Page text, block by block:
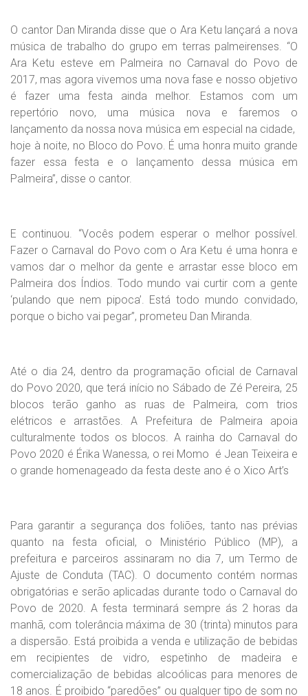
O cantor Dan Miranda disse que o Ara Ketu lançará a nova
música de trabalho do grupo em terras palmeirenses. “O
Ara Ketu esteve em Palmeira no Carnaval do Povo de
2017, mas agora vivemos uma nova fase e nosso objetivo
é fazer uma festa ainda melhor. Estamos com um
repertório novo, uma música nova e faremos o
lançamento da nossa nova música em especial na cidade,
hoje à noite, no Bloco do Povo. É uma honra muito grande
fazer essa festa e o lançamento dessa música em
Palmeira”, disse o cantor.
E continuou. “Vocês podem esperar o melhor possível.
Fazer o Carnaval do Povo com o Ara Ketu é uma honra e
vamos dar o melhor da gente e arrastar esse bloco em
Palmeira dos Índios. Todo mundo vai curtir com a gente
‘pulando que nem pipoca’. Está todo mundo convidado,
porque o bicho vai pegar”, prometeu Dan Miranda.
Até o dia 24, dentro da programação oficial de Carnaval
do Povo 2020, que terá início no Sábado de Zé Pereira, 25
blocos terão ganho as ruas de Palmeira, com trios
elétricos e arrastões. A Prefeitura de Palmeira apoia
culturalmente todos os blocos. A rainha do Carnaval do
Povo 2020 é Érika Wanessa, o rei Momo é Jean Teixeira e
o grande homenageado da festa deste ano é o Xico Art’s
Para garantir a segurança dos foliões, tanto nas prévias
quanto na festa oficial, o Ministério Público (MP), a
prefeitura e parceiros assinaram no dia 7, um Termo de
Ajuste de Conduta (TAC). O documento contém normas
obrigatórias e serão aplicadas durante todo o Carnaval do
Povo de 2020. A festa terminará sempre ás 2 horas da
manhã, com tolerância máxima de 30 (trinta) minutos para
a dispersão. Está proibida a venda e utilização de bebidas
em recipientes de vidro, espetinho de madeira e
comercialização de bebidas alcoólicas para menores de
18 anos. É proibido “paredões” ou qualquer tipo de som no